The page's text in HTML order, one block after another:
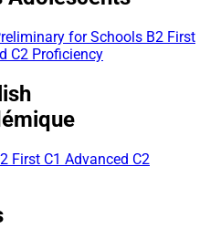
for Schools B2 First
C2 Proficiency
First C1 Advanced C2